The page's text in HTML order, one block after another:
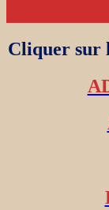
Cliquer sur